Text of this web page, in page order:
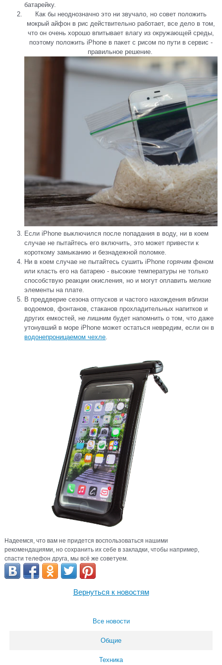
батарейку.
Как бы неоднозначно это ни звучало, но совет положить
мокрый айфон в рис действительно работает, все дело в том,
что он очень хорошо впитывает влагу из окружающей среды,
поэтому положить iPhone в пакет с рисом по пути в сервис -
правильное решение.
Если iPhone выключился после попадания в воду, ни в коем
случае не пытайтесь его включить, это может привести к
короткому замыканию и безнадежной поломке.
Ни в коем случае не пытайтесь сушить iPhone горячим феном
или класть его на батарею - высокие температуры не только
способствую реакции окисления, но и могут оплавить мелкие
элементы на плате.
В преддверие сезона отпусков и частого нахождения вблизи
водоемов, фонтанов, стаканов прохладительных напитков и
других емкостей, не лишним будет напомнить о том, что даже
утонувший в море iPhone может остаться невредим, если он в
водонепроницаемом чехле
Надеемся, что вам не придется воспользоваться нашими
рекомендациями, но сохранить их себе в закладки, чтобы например,
спасти телефон друга, мы всё же советуем.
Вернуться к новостям
Все новости
Общие
Техника